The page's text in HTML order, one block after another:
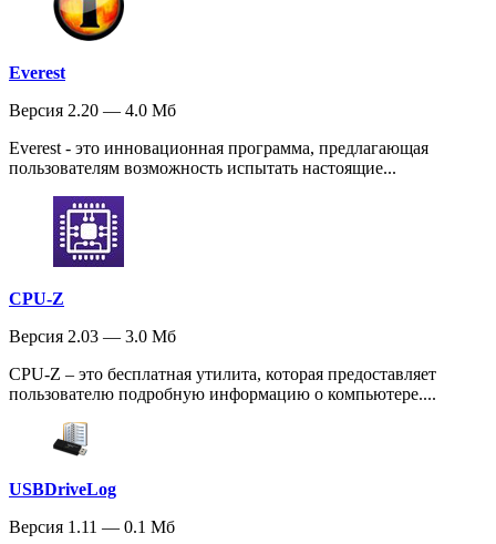
Everest
Версия 2.20 — 4.0 Мб
Everest - это инновационная программа, предлагающая
пользователям возможность испытать настоящие...
CPU-Z
Версия 2.03 — 3.0 Мб
CPU-Z – это бесплатная утилита, которая предоставляет
пользователю подробную информацию о компьютере....
USBDriveLog
Версия 1.11 — 0.1 Мб